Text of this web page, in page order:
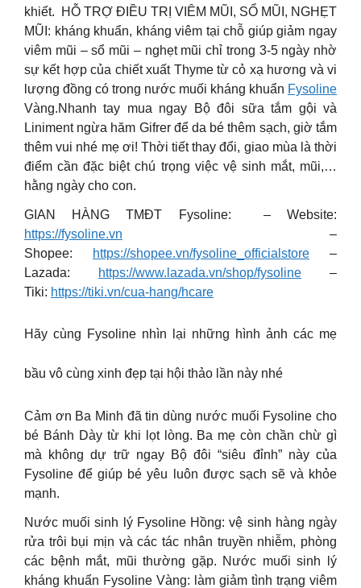
khiết. HỖ TRỢ ĐIỀU TRỊ VIÊM MŨI, SỔ MŨI, NGHẸT
MŨI: kháng khuẩn, kháng viêm tại chỗ giúp giảm ngay
viêm mũi – sổ mũi – nghẹt mũi chỉ trong 3-5 ngày nhờ
sự kết hợp của chiết xuất Thyme từ cỏ xạ hương và vi
lượng đồng có trong nước muối kháng khuẩn Fysoline
Vàng.Nhanh tay mua ngay Bộ đôi sữa tắm gội và
Liniment ngừa hăm Gifrer để da bé thêm sạch, giờ tắm
thêm vui nhé mẹ ơi! Thời tiết thay đổi, giao mùa là thời
điểm cần đặc biệt chú trọng việc vệ sinh mắt, mũi,…
hằng ngày cho con.
GIAN HÀNG TMĐT Fysoline: – Website:
https://fysoline.vn –
Shopee:
https://shopee.vn/fysoline_officialstore –
Lazada:
https://www.lazada.vn/shop/fysoline –
Tiki: https://tiki.vn/cua-hang/hcare
Hãy cùng Fysoline nhìn lại những hình ảnh các mẹ
bầu vô cùng xinh đẹp tại hội thảo lần này nhé
Cảm ơn Ba Minh đã tin dùng nước muối Fysoline cho
bé Bánh Dày từ khi lọt lòng. Ba mẹ còn chần chừ gì
mà không dự trữ ngay Bộ đôi “siêu đỉnh” này của
Fysoline để giúp bé yêu luôn được sạch sẽ và khỏe
mạnh.
Nước muối sinh lý Fysoline Hồng: vệ sinh hàng ngày
rửa trôi bụi mịn và các tác nhân truyền nhiễm, phòng
các bệnh mắt, mũi thường gặp. Nước muối sinh lý
kháng khuẩn Fysoline Vàng: làm giảm tình trạng viêm